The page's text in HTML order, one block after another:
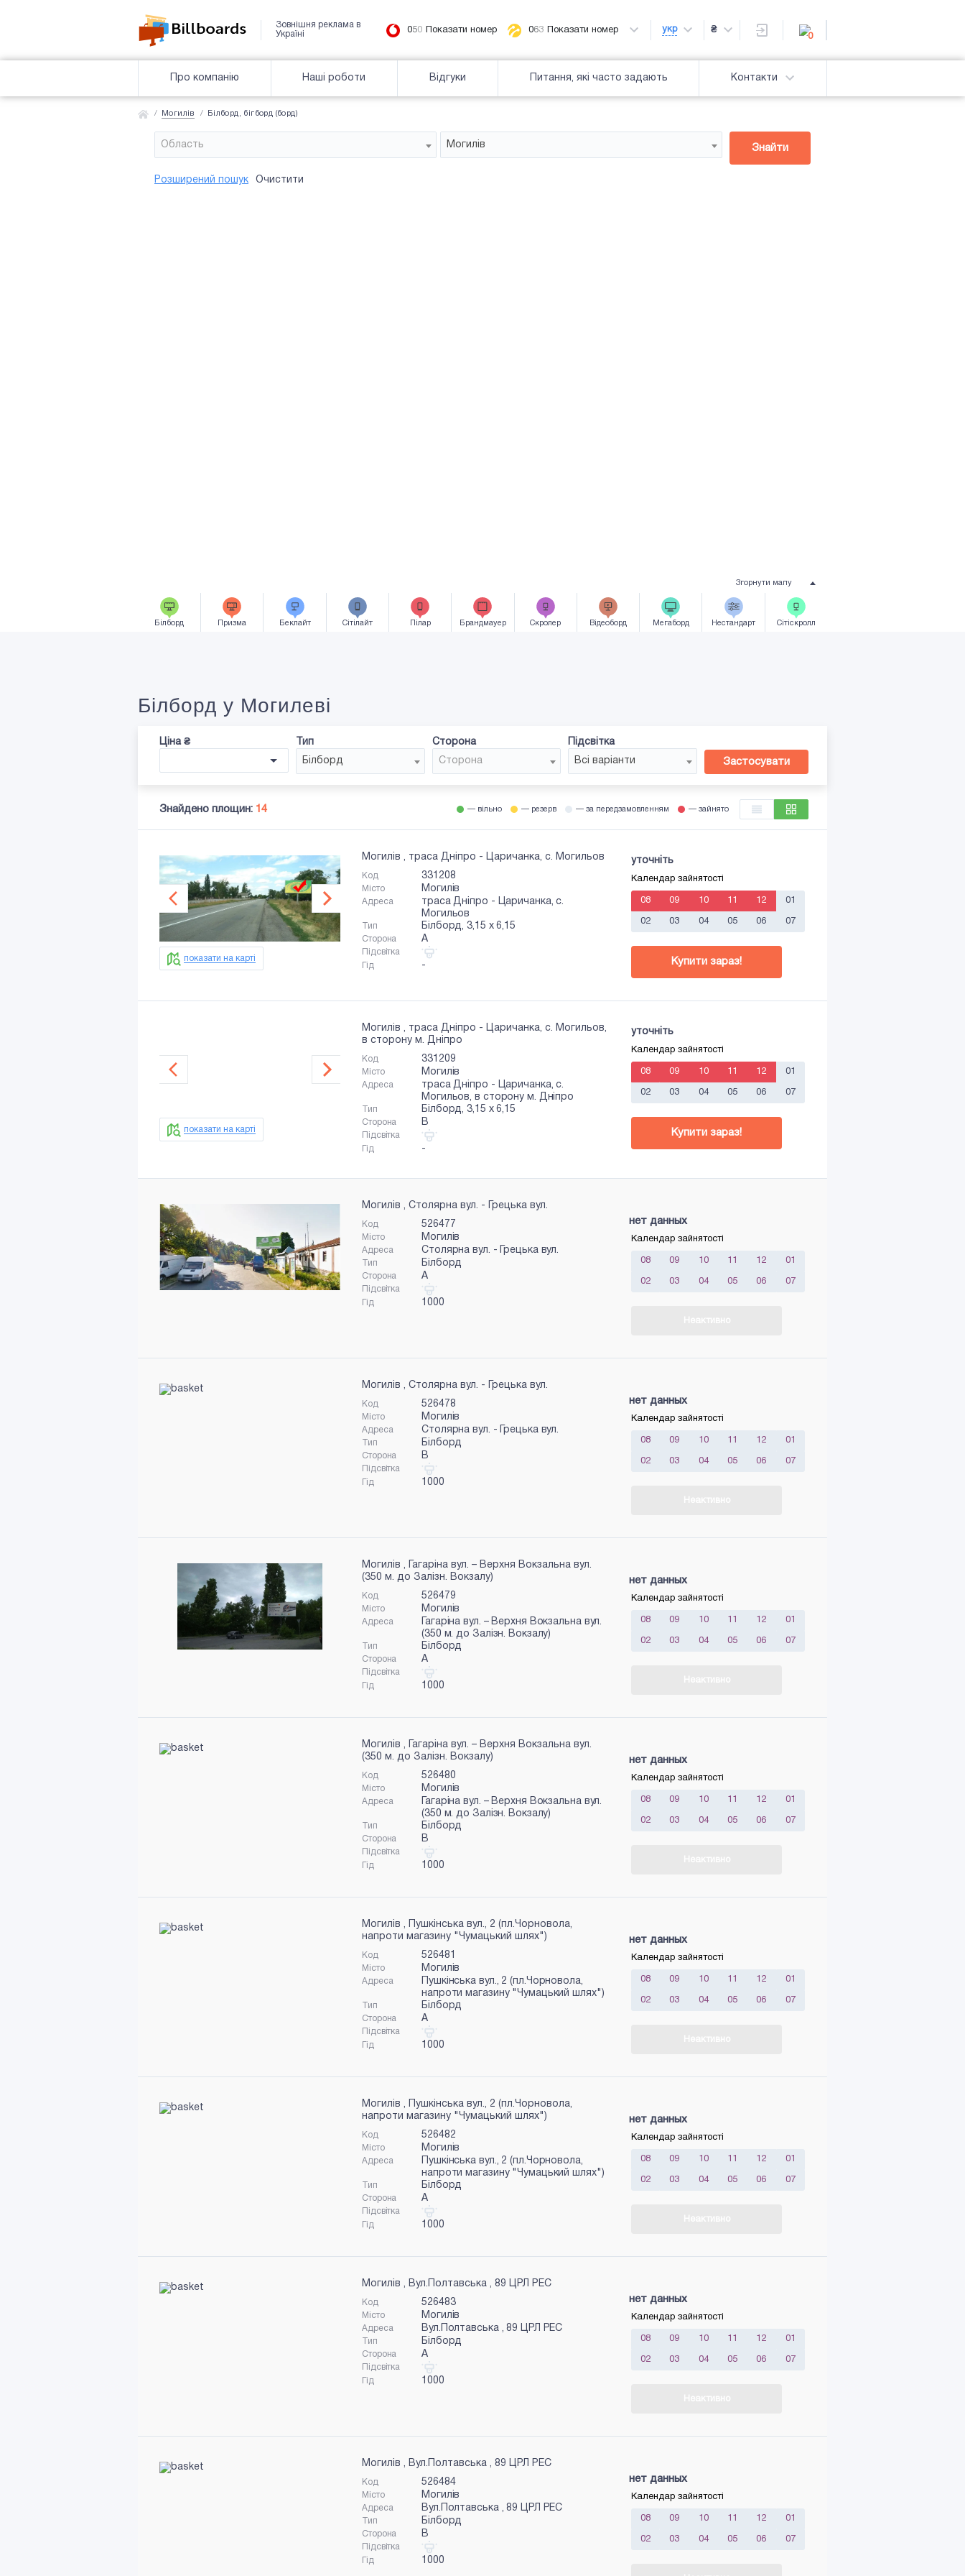
Зовнішня реклама в
Україні
050 Показати номер 063 Показати номер укр ₴
0
Про компанію Наші роботи Відгуки Питання, які часто задають Контакти
Могилів Білборд, бігборд (борд)
Область Могилів
Район
Сторона
Усi Усi
Розширений пошук Очистити
Знайти
Згорнути мапу
Білборд Призма Беклайт Сiтiлайт Пілар Брандмауер Скролер Відеоборд Мегаборд Нестандарт Сiтicкролл
Білборд у Могилеві
Ціна ₴
Тип
Білборд
Сторона
Сторона
Підсвітка
Всі варіанти
Застосувати
Знайдено площин: 14 — вільно — резерв — за передзамовленням — зайнято
показати на карті
Могилів , траса Дніпро - Царичанка, с. Могильов
Код 331208
Місто Могилів
Адреса
траса Дніпро - Царичанка, с.
Могильов
Тип Білборд, 3,15 x 6,15
Сторона A
Підсвітка
Гід
-
уточніть
Календар зайнятості
08 09 10 11 12 01
02 03 04 05 06 07
Купити зараз!
показати на карті
Могилів , траса Дніпро - Царичанка, с. Могильов,
в сторону м. Дніпро
Код 331209
Місто Могилів
Адреса
траса Дніпро - Царичанка, с.
Могильов, в сторону м. Дніпро
Тип Білборд, 3,15 x 6,15
Сторона B
Підсвітка
Гід
-
уточніть
Календар зайнятості
08 09 10 11 12 01
02 03 04 05 06 07
Купити зараз!
Могилів , Столярна вул. - Грецька вул.
Код 526477
Місто Могилів
Адреса Столярна вул. - Грецька вул.
Тип Білборд
Сторона A
Підсвітка
Гід
1000
нет данных
Календар зайнятості
08 09 10 11 12 01
02 03 04 05 06 07
Могилів , Столярна вул. - Грецька вул.
Код 526478
Місто Могилів
Адреса Столярна вул. - Грецька вул.
Тип Білборд
Сторона B
Підсвітка
Гід
1000
нет данных
Календар зайнятості
08 09 10 11 12 01
02 03 04 05 06 07
Могилів , Гагаріна вул. – Верхня Вокзальна вул.
(350 м. до Залізн. Вокзалу)
Код 526479
Місто Могилів
Адреса
Гагаріна вул. – Верхня Вокзальна вул.
(350 м. до Залізн. Вокзалу)
Тип Білборд
Сторона A
Підсвітка
Гід
1000
нет данных
Календар зайнятості
08 09 10 11 12 01
02 03 04 05 06 07
Могилів , Гагаріна вул. – Верхня Вокзальна вул.
(350 м. до Залізн. Вокзалу)
Код 526480
Місто Могилів
Адреса
Гагаріна вул. – Верхня Вокзальна вул.
(350 м. до Залізн. Вокзалу)
Тип Білборд
Сторона B
Підсвітка
Гід
1000
нет данных
Календар зайнятості
08 09 10 11 12 01
02 03 04 05 06 07
Могилів , Пушкінська вул., 2 (пл.Чорновола,
напроти магазину "Чумацький шлях")
Код 526481
Місто Могилів
Адреса
Пушкінська вул., 2 (пл.Чорновола,
напроти магазину "Чумацький шлях")
Тип Білборд
Сторона A
Підсвітка
Гід
1000
нет данных
Календар зайнятості
08 09 10 11 12 01
02 03 04 05 06 07
Могилів , Пушкінська вул., 2 (пл.Чорновола,
напроти магазину "Чумацький шлях")
Код 526482
Місто Могилів
Адреса
Пушкінська вул., 2 (пл.Чорновола,
напроти магазину "Чумацький шлях")
Тип Білборд
Сторона A
Підсвітка
Гід
1000
нет данных
Календар зайнятості
08 09 10 11 12 01
02 03 04 05 06 07
Могилів , Вул.Полтавська , 89 ЦРЛ РЕС
Код 526483
Місто Могилів
Адреса Вул.Полтавська , 89 ЦРЛ РЕС
Тип Білборд
Сторона A
Підсвітка
Гід
1000
нет данных
Календар зайнятості
08 09 10 11 12 01
02 03 04 05 06 07
Могилів , Вул.Полтавська , 89 ЦРЛ РЕС
Код 526484
Місто Могилів
Адреса Вул.Полтавська , 89 ЦРЛ РЕС
Тип Білборд
Сторона B
Підсвітка
Гід
1000
нет данных
Календар зайнятості
08 09 10 11 12 01
02 03 04 05 06 07